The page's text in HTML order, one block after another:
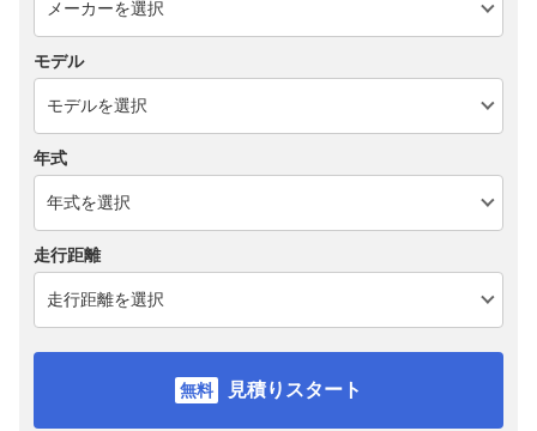
モデル
年式
走行距離
見積りスタート